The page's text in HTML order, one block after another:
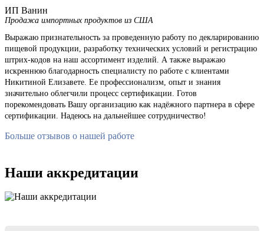
ИП Ванин
Продажа импортных продуктов из США
Выражаю признательность за проведенную работу по декларированию
пищевой продукции, разработку технических условий и регистрацию
штрих-кодов на наш ассортимент изделий. А также выражаю
искреннюю благодарность специалисту по работе с клиентами
Никитиной Елизавете. Ее профессионализм, опыт и знания
значительно облегчили процесс сертификации. Готов
порекомендовать Вашу организацию как надёжного партнера в сфере
сертификации. Надеюсь на дальнейшее сотрудничество!
Больше отзывов о нашей работе
Наши аккредитации